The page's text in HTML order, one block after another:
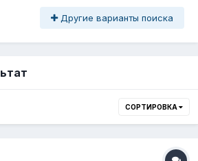
Другие варианты поиска
СОРТИРОВКА